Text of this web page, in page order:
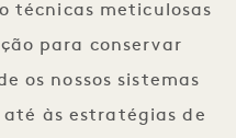
técnicas meticulosas
para conservar
os nossos sistemas
às estratégias de